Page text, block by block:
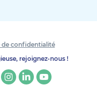
de confidentialité
rejoignez-nous !
Instagram
LinkedinYoutube